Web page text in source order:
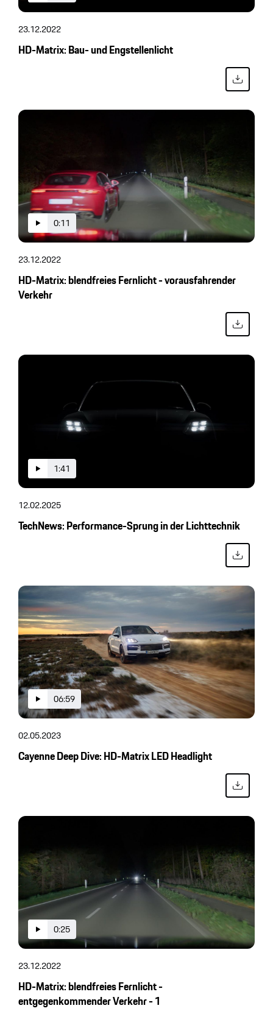
23.12.2022
HD-Matrix: Bau- und Engstellenlicht
0:11
23.12.2022
HD-Matrix: blendfreies Fernlicht - vorausfahrender
Verkehr
1:41
12.02.2025
TechNews: Performance-Sprung in der Lichttechnik
06:59
02.05.2023
Cayenne Deep Dive: HD-Matrix LED Headlight
0:25
23.12.2022
HD-Matrix: blendfreies Fernlicht -
entgegenkommender Verkehr - 1